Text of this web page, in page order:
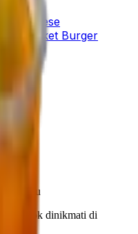
Cheese
Paket Burger
Kamu
cocok dinikmati di